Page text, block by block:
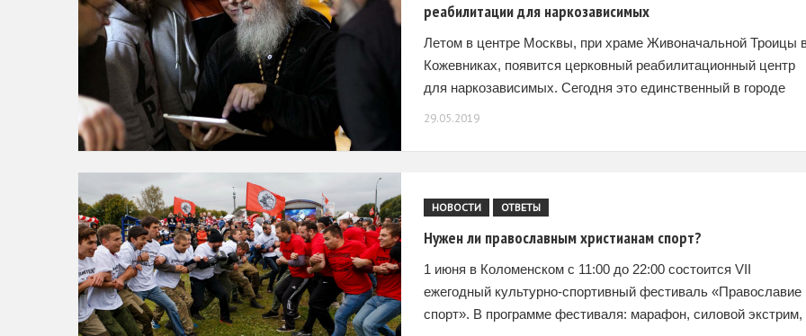
реабилитации для наркозависимых
Летом в центре Москвы, при храме Живоначальной Троицы
Кожевниках, появится церковный реабилитационный центр
для наркозависимых. Сегодня это единственный в городе
29.05.2019
НОВОСТИ ОТВЕТЫ
Нужен ли православным христианам спорт?
1 июня в Коломенском с 11:00 до 22:00 состоится VII
ежегодный культурно-спортивный фестиваль «Православие
спорт». В программе фестиваля: марафон, силовой экстрим,